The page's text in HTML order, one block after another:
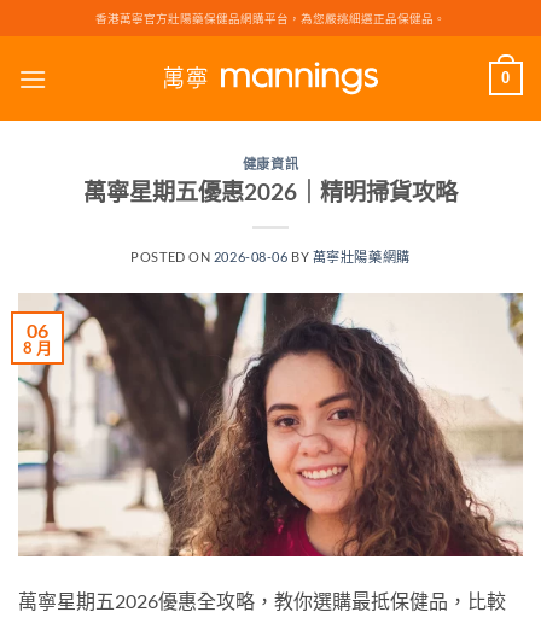
to
content
香港萬寧官方壯陽藥保健品網購平台，為您嚴挑細選正品保健品。
0
健康資訊
萬寧星期五優惠2026｜精明掃貨攻略
POSTED ON 2026-08-06 BY 萬寧壯陽藥網購
06
8 月
萬寧星期五2026優惠全攻略，教你選購最抵保健品，比較